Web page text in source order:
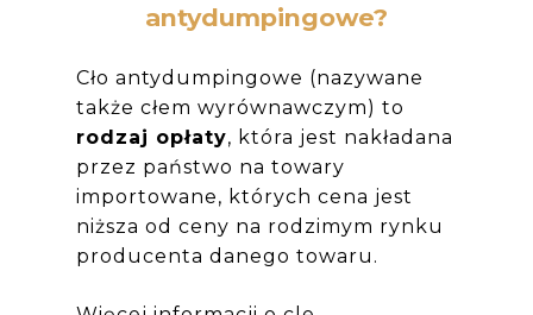
antydumpingowe?
Cło antydumpingowe (nazywane
także cłem wyrównawczym) to
rodzaj opłaty, która jest nakładana
przez państwo na towary
importowane, których cena jest
niższa od ceny na rodzimym rynku
producenta danego towaru.